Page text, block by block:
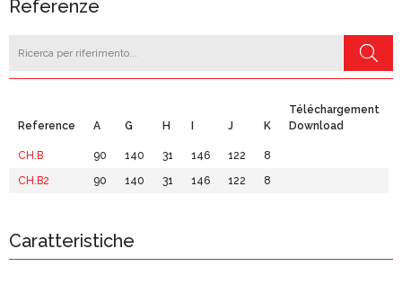
Referenze
Reference A G H I J K
Téléchargement
Download
CH.B 90 140 31 146 122
8
CH.B2
90 140 31 146 122 8
Caratteristiche